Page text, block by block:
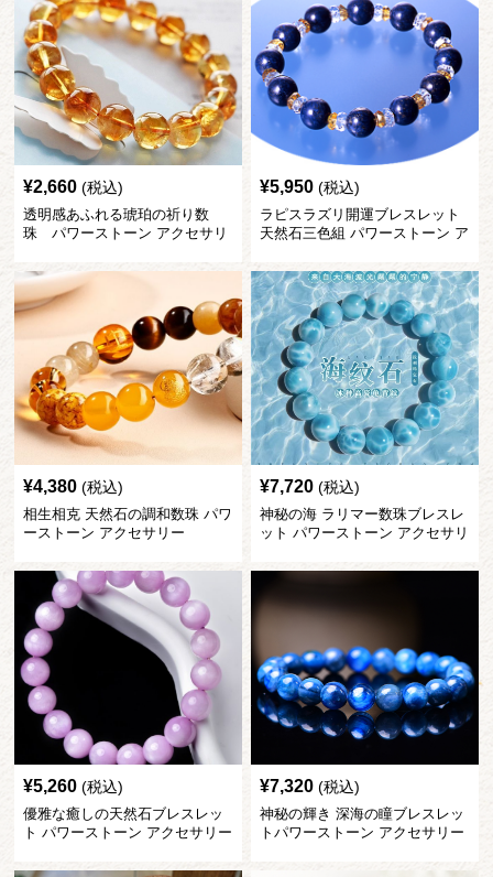
¥2,660 (税込)
透明感あふれる琥珀の祈り数
珠 パワーストーン アクセサリ
¥5,950 (税込)
ラピスラズリ開運ブレスレット
天然石三色組 パワーストーン ア
¥4,380 (税込)
相生相克 天然石の調和数珠 パワ
ーストーン アクセサリー
¥7,720 (税込)
神秘の海 ラリマー数珠ブレスレ
ット パワーストーン アクセサリ
¥5,260 (税込)
優雅な癒しの天然石ブレスレッ
ト パワーストーン アクセサリー
¥7,320 (税込)
神秘の輝き 深海の瞳ブレスレッ
トパワーストーン アクセサリー